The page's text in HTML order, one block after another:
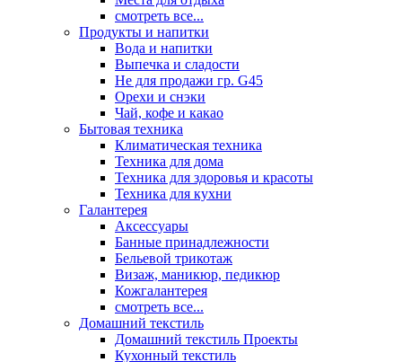
смотреть все...
Продукты и напитки
Вода и напитки
Выпечка и сладости
Не для продажи гр. G45
Орехи и снэки
Чай, кофе и какао
Бытовая техника
Климатическая техника
Техника для дома
Техника для здоровья и красоты
Техника для кухни
Галантерея
Аксессуары
Банные принадлежности
Бельевой трикотаж
Визаж, маникюр, педикюр
Кожгалантерея
смотреть все...
Домашний текстиль
Домашний текстиль Проекты
Кухонный текстиль